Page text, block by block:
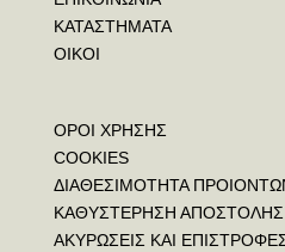
ΚΑΤΑΣΤΗΜΑΤΑ
ΟΙΚΟΙ
ΟΡΟΙ ΧΡΗΣΗΣ
COOKIES
ΔΙΑΘΕΣΙΜΟΤΗΤΑ
ΚΑΘΥΣΤΕΡΗΣΗ ΑΠΟΣΤΟΛΗΣ
ΑΚΥΡΩΣΕΙΣ ΚΑΙ